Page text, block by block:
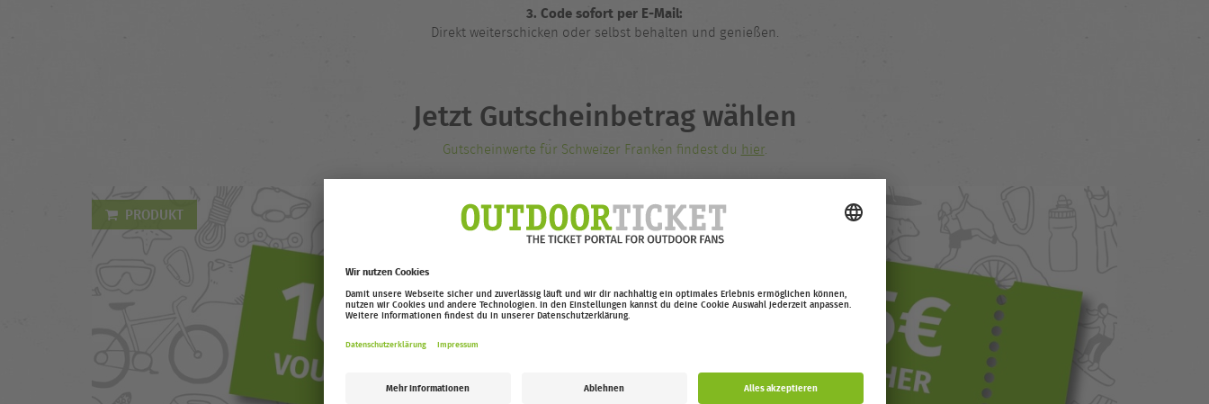
3. Code sofort per E-Mail:
Direkt weiterschicken oder selbst behalten und genießen.
Jetzt Gutscheinbetrag wählen
Gutscheinwerte für Schweizer Franken findest du hier.
PRODUKT PRODUKT